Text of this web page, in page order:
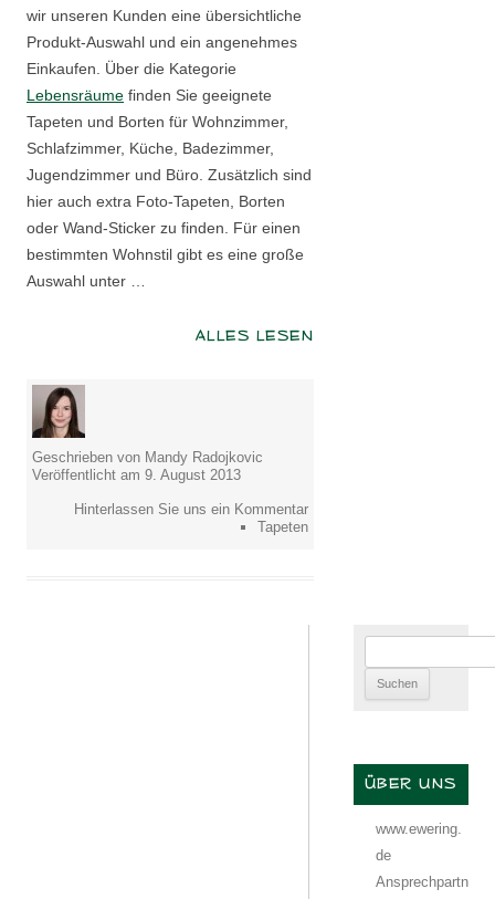
wir unseren Kunden eine übersichtliche
Produkt-Auswahl und ein angenehmes
Einkaufen. Über die Kategorie
Lebensräume finden Sie geeignete
Tapeten und Borten für Wohnzimmer,
Schlafzimmer, Küche, Badezimmer,
Jugendzimmer und Büro. Zusätzlich sind
hier auch extra Foto-Tapeten, Borten
oder Wand-Sticker zu finden. Für einen
bestimmten Wohnstil gibt es eine große
Auswahl unter …
ALLES LESEN
Geschrieben von Mandy Radojkovic
Veröffentlicht am 9. August 2013
Hinterlassen Sie uns ein Kommentar
Tapeten
nach:
ÜBER UNS
www.ewering.
de
Ansprechpartn